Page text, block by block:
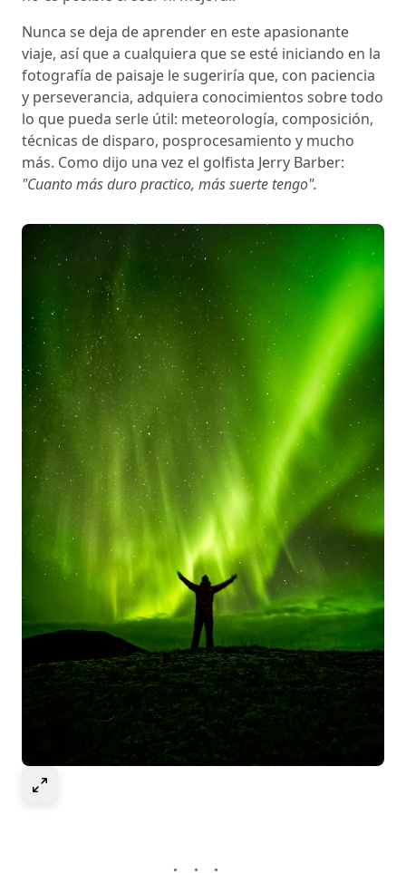
Nunca se deja de aprender en este apasionante
viaje, así que a cualquiera que se esté iniciando en la
fotografía de paisaje le sugeriría que, con paciencia
y perseverancia, adquiera conocimientos sobre todo
lo que pueda serle útil: meteorología, composición,
técnicas de disparo, posprocesamiento y mucho
más. Como dijo una vez el golfista Jerry Barber:
"Cuanto más duro practico, más suerte tengo".